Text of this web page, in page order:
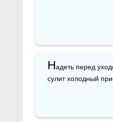
Надеть перед
сулит холодный